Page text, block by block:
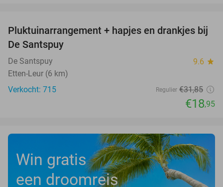
41%
Pluktuinarrangement + hapjes en drankjes bij
De Santspuy
De Santspuy 9.6 star
Etten-Leur (6 km)
Verkocht: 715
Regulier €31,85
€18,95
Win gratis
een droomreis